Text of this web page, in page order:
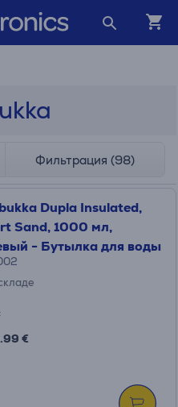
Фильтрация (98)
Dupla Insulated,
Sand, 1000 мл,
- Бутылка для воды
.99 €